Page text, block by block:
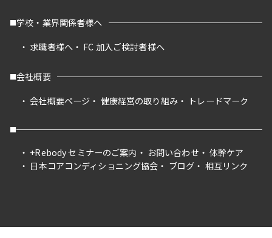
学校・業界関係者様へ
求職者様へ
FC 加入ご検討者様へ
会社概要
会社概要ページ
健康経営の取り組み トレードマーク
+Rebody セミナーのご案内 お問い合わせ
体幹ケア
日本コアコンディショニング協会
ブログ 相互リンク